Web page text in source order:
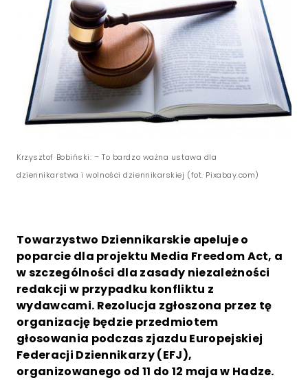
Krzysztof Bobiński: – To bardzo ważna ustawa dla
dziennikarstwa i wolności dziennikarskiej (fot. Pixabay.com)
Towarzystwo Dziennikarskie apeluje o
poparcie dla projektu Media Freedom Act, a
w szczególności dla zasady niezależności
redakcji w przypadku konfliktu z
wydawcami. Rezolucja zgłoszona przez tę
organizację będzie przedmiotem
głosowania podczas zjazdu Europejskiej
Federacji Dziennikarzy (EFJ),
organizowanego od 11 do 12 maja w Hadze.